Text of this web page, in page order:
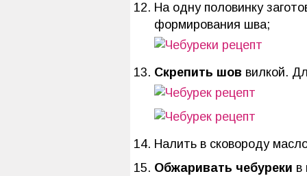
На одну половинку
формирования шва;
Скрепить шов вилкой.
Налить в сковороду
Обжаривать чебуреки в